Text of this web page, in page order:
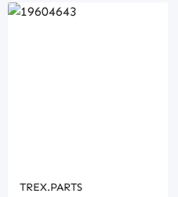
TREX.PARTS